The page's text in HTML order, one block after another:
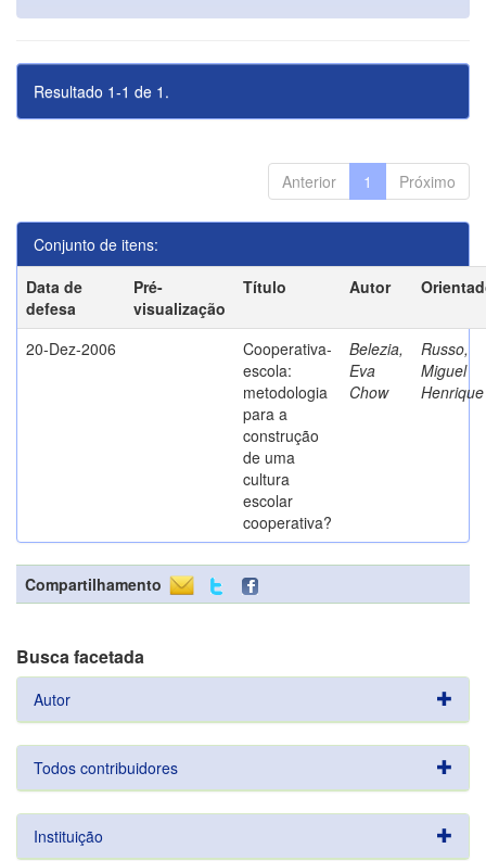
Resultado 1-1 de 1.
Anterior 1 Próximo
Conjunto de itens:
Data de
defesa
Pré-
visualização
Título Autor
20-Dez-2006
Cooperativa-
escola:
metodologia
para a
construção
de uma
cultura
escolar
cooperativa?
Belezia,
Eva
Chow
Russo,
Miguel
Henrique
Compartilhamento
Busca facetada
Autor
Todos contribuidores
Instituição